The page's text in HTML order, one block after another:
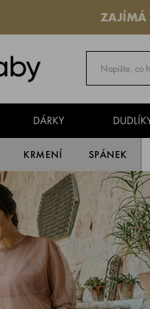
ZAJÍMÁ
DÁRKY
KRMENÍ SPÁNEK